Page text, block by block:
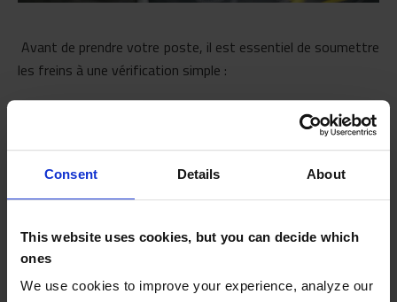
Consent Details About
This website uses cookies, but you can decide which
ones
We use cookies to improve your experience, analyze our
Avant de prendre votre poste, il est essentiel de soumettre
les freins à une vérification simple :
Appuyez sur la pédale de frein pendant quelques
Remarquez-vous des secousses ou devez-vous exercer
Signalez le problème et immobilisez le chariot élévateur
jusqu’à ce qu’il soit réparé.